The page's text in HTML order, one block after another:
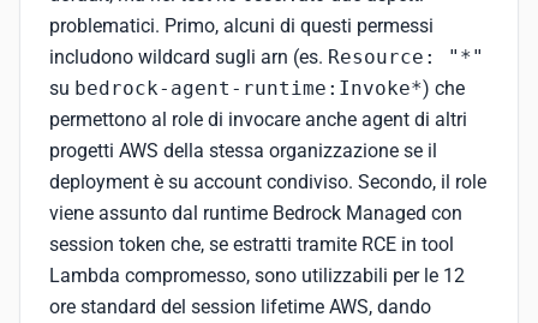
problematici. Primo, alcuni di questi permessi
includono wildcard sugli arn (es. Resource: "*"
su bedrock-agent-runtime:Invoke*) che
permettono al role di invocare anche agent di altri
progetti AWS della stessa organizzazione se il
deployment è su account condiviso. Secondo, il role
viene assunto dal runtime Bedrock Managed con
session token che, se estratti tramite RCE in tool
Lambda compromesso, sono utilizzabili per le 12
ore standard del session lifetime AWS, dando